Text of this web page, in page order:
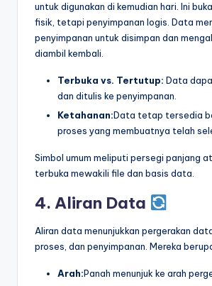
untuk digunakan di kemudian hari. Ini
fisik, tetapi penyimpanan logis. Data
penyimpanan untuk disimpan dan
diambil kembali.
Terbuka vs. Tertutup: Data
dan ditulis ke penyimpanan.
Ketahanan:Data tetap tersedia
proses yang membuatnya telah
Simbol umum meliputi persegi panjang
terbuka mewakili file dan basis data.
4. Aliran Data
Aliran data menunjukkan pergerakan
proses, dan penyimpanan. Mereka
Arah:Panah menunjuk ke arah